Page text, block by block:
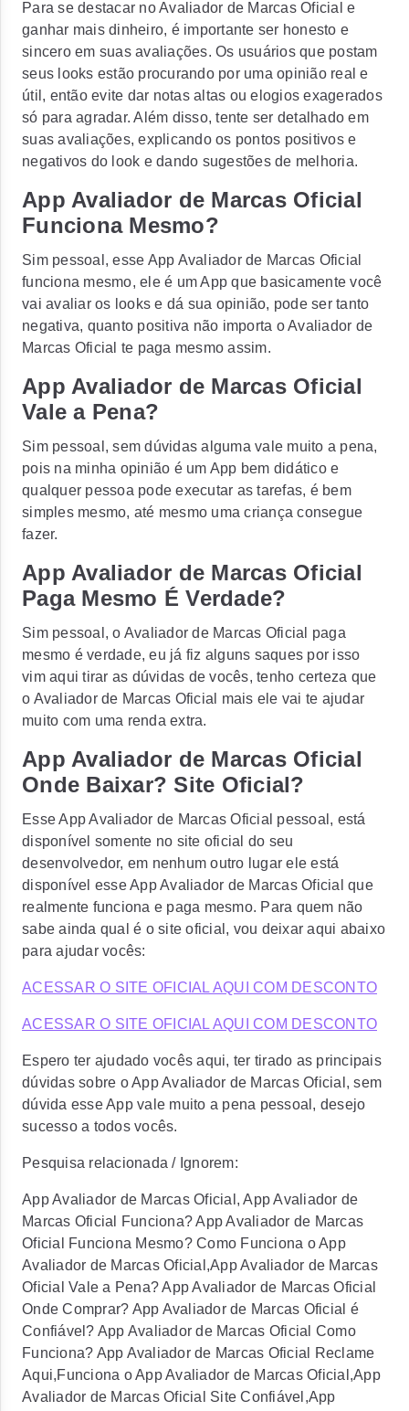
Para se destacar no Avaliador de Marcas Oficial e
ganhar mais dinheiro, é importante ser honesto e
sincero em suas avaliações. Os usuários que postam
seus looks estão procurando por uma opinião real e
útil, então evite dar notas altas ou elogios exagerados
só para agradar. Além disso, tente ser detalhado em
suas avaliações, explicando os pontos positivos e
negativos do look e dando sugestões de melhoria.
App Avaliador de Marcas Oficial
Funciona Mesmo?
Sim pessoal, esse App Avaliador de Marcas Oficial
funciona mesmo, ele é um App que basicamente você
vai avaliar os looks e dá sua opinião, pode ser tanto
negativa, quanto positiva não importa o Avaliador de
Marcas Oficial te paga mesmo assim.
App Avaliador de Marcas Oficial
Vale a Pena?
Sim pessoal, sem dúvidas alguma vale muito a pena,
pois na minha opinião é um App bem didático e
qualquer pessoa pode executar as tarefas, é bem
simples mesmo, até mesmo uma criança consegue
fazer.
App Avaliador de Marcas Oficial
Paga Mesmo É Verdade?
Sim pessoal, o Avaliador de Marcas Oficial paga
mesmo é verdade, eu já fiz alguns saques por isso
vim aqui tirar as dúvidas de vocês, tenho certeza que
o Avaliador de Marcas Oficial mais ele vai te ajudar
muito com uma renda extra.
App Avaliador de Marcas Oficial
Onde Baixar? Site Oficial?
Esse App Avaliador de Marcas Oficial pessoal, está
disponível somente no site oficial do seu
desenvolvedor, em nenhum outro lugar ele está
disponível esse App Avaliador de Marcas Oficial que
realmente funciona e paga mesmo. Para quem não
sabe ainda qual é o site oficial, vou deixar aqui abaixo
para ajudar vocês:
ACESSAR O SITE OFICIAL AQUI COM DESCONTO
ACESSAR O SITE OFICIAL AQUI COM DESCONTO
Espero ter ajudado vocês aqui, ter tirado as principais
dúvidas sobre o App Avaliador de Marcas Oficial, sem
dúvida esse App vale muito a pena pessoal, desejo
sucesso a todos vocês.
Pesquisa relacionada / Ignorem:
App Avaliador de Marcas Oficial, App Avaliador de
Marcas Oficial Funciona? App Avaliador de Marcas
Oficial Funciona Mesmo? Como Funciona o App
Avaliador de Marcas Oficial,App Avaliador de Marcas
Oficial Vale a Pena? App Avaliador de Marcas Oficial
Onde Comprar? App Avaliador de Marcas Oficial é
Confiável? App Avaliador de Marcas Oficial Como
Funciona? App Avaliador de Marcas Oficial Reclame
Aqui,Funciona o App Avaliador de Marcas Oficial,App
Avaliador de Marcas Oficial Site Confiável,App